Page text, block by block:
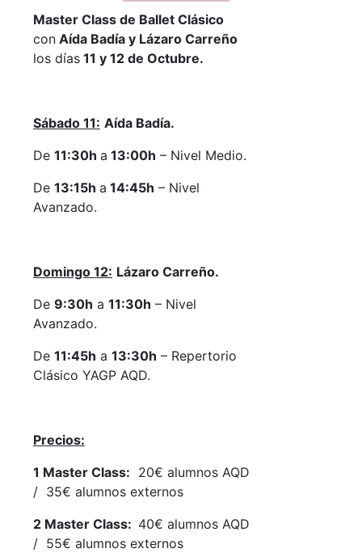
Master Class de Ballet Clásico
con Aída Badía y Lázaro Carreño
los días 11 y 12 de Octubre.
Sábado 11: Aída Badía.
De 11:30h a 13:00h – Nivel Medio.
De 13:15h a 14:45h – Nivel
Avanzado.
Domingo 12: Lázaro Carreño.
De 9:30h a 11:30h – Nivel
Avanzado.
De 11:45h a 13:30h – Repertorio
Clásico YAGP AQD.
Precios:
1 Master Class: 20€ alumnos AQD
/ 35€ alumnos externos
2 Master Class: 40€ alumnos AQD
/ 55€ alumnos externos